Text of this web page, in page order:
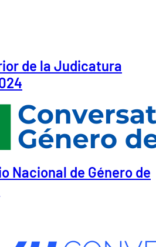
de la Judicatura
Nacional de Género de